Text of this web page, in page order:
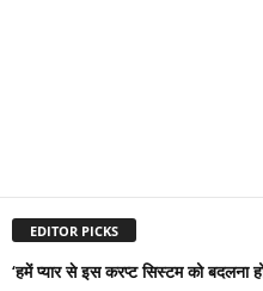
EDITOR PICKS
‘हमें प्यार से इस करप्ट सिस्टम को बदलना